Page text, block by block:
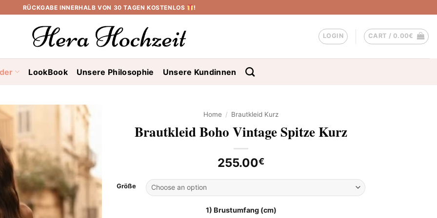
RÜCKGABE INNERHALB VON 30 TAGEN KOSTENLOS !
LOGIN CART / 0.00€
LookBook Unsere Philosophie Unsere Kundinnen
Home / Brautkleid Kurz
Brautkleid Boho Vintage Spitze Kurz
255.00€
Größe
1) Brustumfang (cm)